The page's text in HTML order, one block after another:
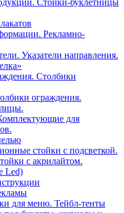
Стойки-буклетницы
Рекламно-
Указатели направления.
Столбики
ограждения.
для
стойки с подсветкой.
с акрилайтом.
Led)
для меню. Тейбл-тенты